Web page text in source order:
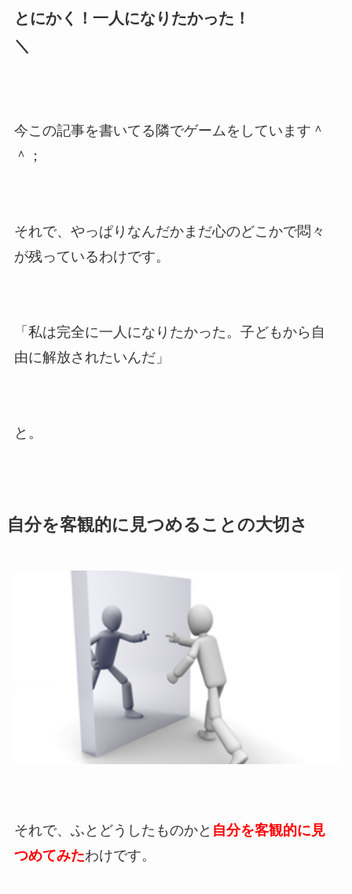
とにかく！一人になりたかった！
＼
今この記事を書いてる隣でゲームをしています＾
＾；
それで、やっぱりなんだかまだ心のどこかで悶々
が残っているわけです。
「私は完全に一人になりたかった。子どもから自
由に解放されたいんだ」
と。
自分を客観的に見つめることの大切さ
それで、ふとどうしたものかと 自分を客観的に見
つめてみたわけです。